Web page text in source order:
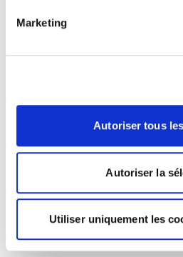
Marketing
Autoriser tous
Autoriser la
Utiliser uniquement les